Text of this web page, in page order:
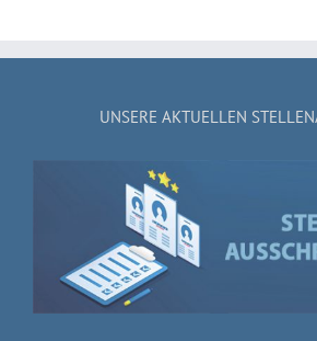
UNSERE AKTUELLEN